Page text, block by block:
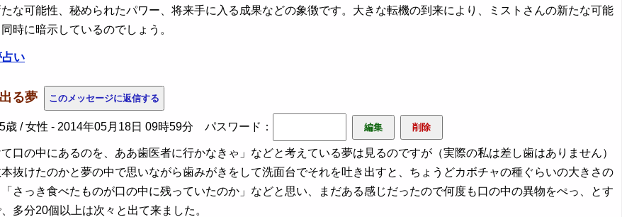
な可能性、秘められたパワー、将来手に入る成果などの象徴です。大きな転機の到来により、ミストさんの新たな可能
時に暗示しているのでしょう。
い
る夢
歳 / 女性 - 2014年05月18日 09時59分 パスワード：
口の中にあるのを、ああ歯医者に行かなきゃ」などと考えている夢は見るのですが（実際の私は差し歯はありません）
本抜けたのかと夢の中で思いながら歯みがきをして洗面台でそれを吐き出すと、ちょうどカボチャの種ぐらいの大きさの
さっき食べたものが口の中に残っていたのか」などと思い、まだある感じだったので何度も口の中の異物をぺっ、とす
多分20個以上は次々と出て来ました。